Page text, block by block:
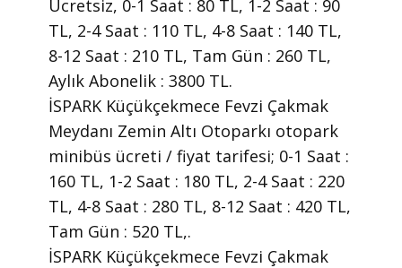
Ücretsiz, 0-1 Saat : 80 TL, 1-2 Saat : 90
TL, 2-4 Saat : 110 TL, 4-8 Saat : 140 TL,
8-12 Saat : 210 TL, Tam Gün : 260 TL,
Aylık Abonelik : 3800 TL.
İSPARK Küçükçekmece Fevzi Çakmak
Meydanı Zemin Altı Otoparkı otopark
minibüs ücreti / fiyat tarifesi; 0-1 Saat :
160 TL, 1-2 Saat : 180 TL, 2-4 Saat : 220
TL, 4-8 Saat : 280 TL, 8-12 Saat : 420 TL,
Tam Gün : 520 TL,.
İSPARK Küçükçekmece Fevzi Çakmak